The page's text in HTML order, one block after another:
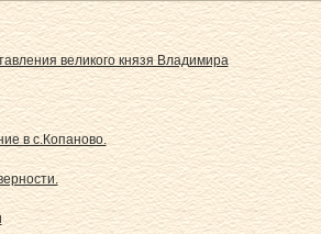
великого князя Владимира
в с.Копаново.